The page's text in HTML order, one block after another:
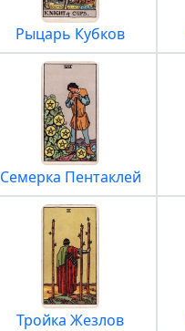
Рыцарь Кубков
Семерка Пентаклей
Тройка Жезлов